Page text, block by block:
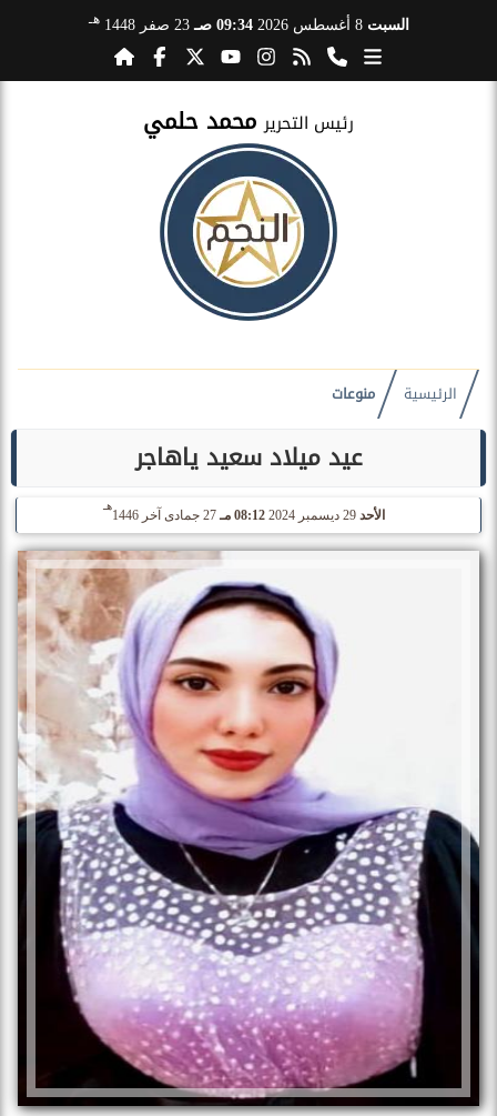
السبت 8 أغسطس 2026 09:34 صـ 23 صفر 1448 هـ
رئيس التحرير محمد حلمي
الرئيسية منوعات
عيد ميلاد سعيد ياهاجر
الأحد 08:12 مـ 27 جمادى آخر 1446
هـ